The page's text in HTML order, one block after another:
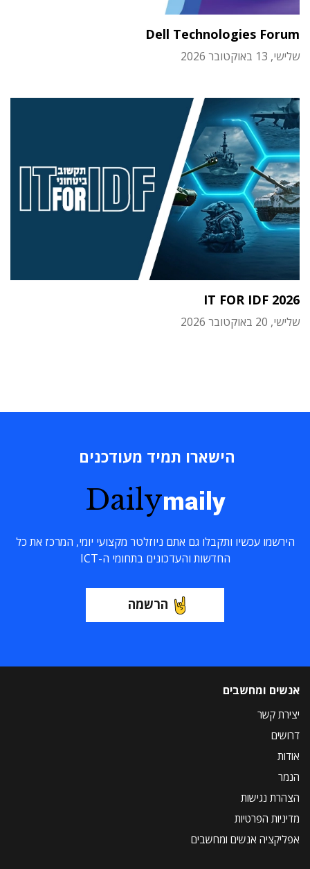
Dell Technologies Forum
שלישי, 13 באוקטובר 2026
IT FOR IDF 2026
שלישי, 20 באוקטובר 2026
הישארו תמיד מעודכנים
Dailymaily
הירשמו עכשיו ותקבלו גם אתם ניוזלטר מקצועי יומי, המרכז את כל
החדשות והעדכונים בתחומי ה-ICT
הרשמה
אנשים ומחשבים
יצירת קשר
דרושים
אודות
הנמר
הצהרת נגישות
מדיניות הפרטיות
אפליקציה אנשים ומחשבים